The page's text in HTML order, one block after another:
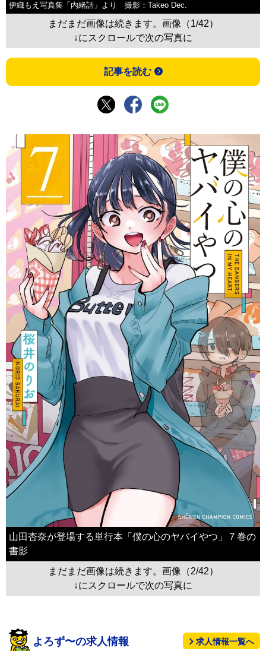
伊織もえ写真集「内緒話」より 撮影：Takeo Dec.
まだまだ画像は続きます。画像（1/42）
↓にスクロールで次の写真に
記事を読む
山田杏奈が登場する単行本「僕の心のヤバイやつ」７巻の
書影
まだまだ画像は続きます。画像（2/42）
↓にスクロールで次の写真に
よろず〜の求人情報 求人情報一覧へ